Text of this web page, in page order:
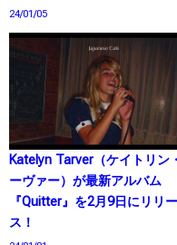
24/01/05
Katelyn Tarver（ケイトリン
ーヴァー）が最新アルバム
『Quitter』を2月9日にリリー
ス！